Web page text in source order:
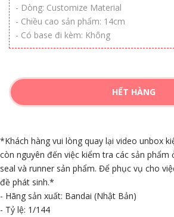
- Dòng: Customize Material
- Chiều cao sản phẩm: 14cm
- Có base đi kèm: Không
HẾT HÀNG
*Khách hàng vui lòng quay lại video unbox
còn nguyên đến việc kiểm tra các sản phẩm
seal và runner sản phẩm. Để phục vụ cho
đề phát sinh.*
- Hãng sản xuất: Bandai (Nhật Bản)
- Tỷ lệ: 1/144